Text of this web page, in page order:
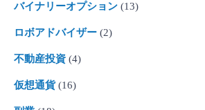
バイナリーオプション (13)
ロボアドバイザー (2)
不動産投資 (4)
仮想通貨(16)